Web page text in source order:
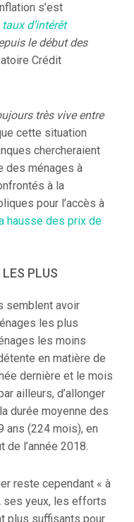
s’est
taux d’intérêt
le début des
Crédit
très vive entre
cette situation
chercheraient
des ménages à
à la
pour l’accès à
hausse des prix de
PLUS
semblent avoir
les plus
les moins
en matière de
dernière et le mois
ailleurs, d’allonger
durée moyenne des
ans (224 mois), en
l’année 2018.
reste cependant « à
ses yeux, les efforts
plus suffisants pour